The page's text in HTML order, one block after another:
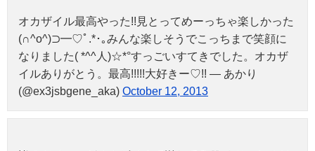
オカザイル最高やった!!見とってめーっちゃ楽しかった
(∩^o^)⊃━♡ﾟ.*･｡みんな楽しそうでこっちまで笑顔に
なりました( *^^人)☆*°すっごいすてきでした。オカザ
イルありがとう。最高!!!!!大好きー♡!! — あかり
(@ex3jsbgene_aka) October 12, 2013